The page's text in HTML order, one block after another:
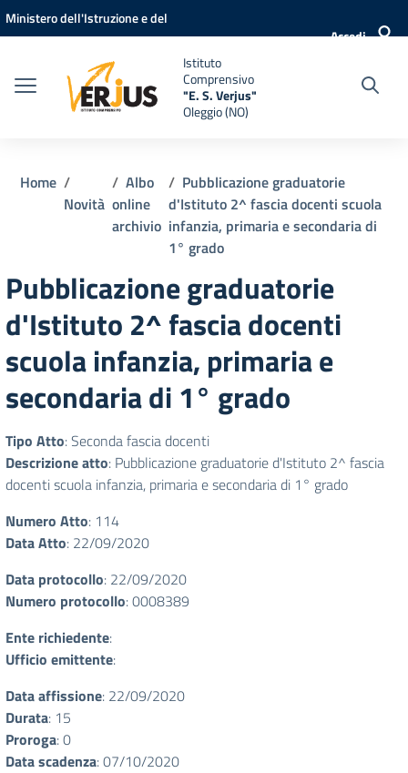
Vai ai contenuti
Vai al menu di navigazione
Vai al footer
Ministero dell'Istruzione e del
Accedi
Istituto
Comprensivo
"E. S. Verjus"
Oleggio (NO)
Home
Novità
Albo
online
archivio
Pubblicazione graduatorie
d'Istituto 2^ fascia docenti scuola
infanzia, primaria e secondaria di
1° grado
Pubblicazione graduatorie
d'Istituto 2^ fascia docenti
scuola infanzia, primaria e
secondaria di 1° grado
Tipo Atto: Seconda fascia docenti
Descrizione atto: Pubblicazione graduatorie d'Istituto 2^ fascia
docenti scuola infanzia, primaria e secondaria di 1° grado
Numero Atto: 114
Data Atto: 22/09/2020
Data protocollo: 22/09/2020
Numero protocollo: 0008389
Ente richiedente:
Ufficio emittente:
Data affissione: 22/09/2020
Durata: 15
Proroga: 0
Data scadenza: 07/10/2020